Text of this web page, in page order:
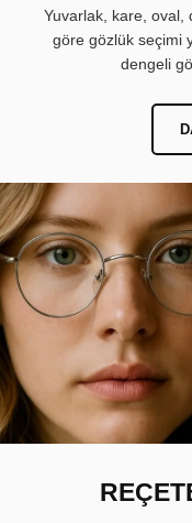
Yuvarlak, kare, oval,
göre gözlük seçimi
dengeli